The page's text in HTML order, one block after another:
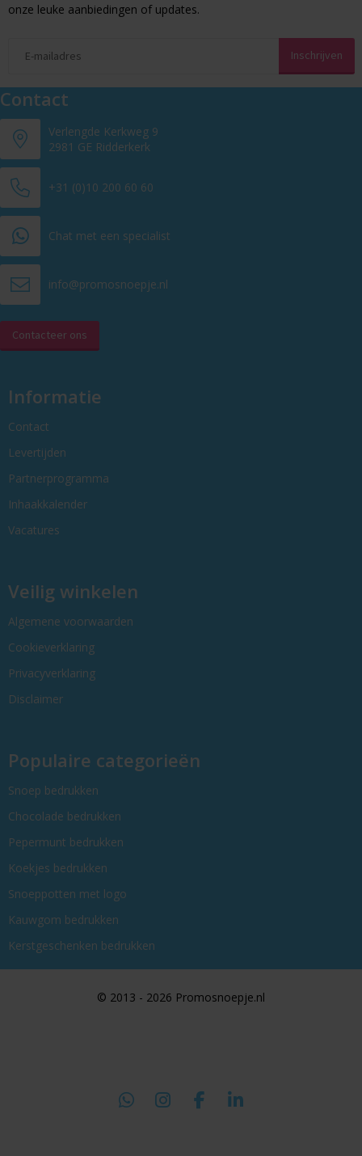
onze leuke aanbiedingen of updates.
Contact
Verlengde Kerkweg 9
2981 GE Ridderkerk
+31 (0)10 200 60 60
Chat met een specialist
info@promosnoepje.nl
Contacteer ons
Informatie
Contact
Levertijden
Partnerprogramma
Inhaakkalender
Vacatures
Veilig winkelen
Algemene voorwaarden
Cookieverklaring
Privacyverklaring
Disclaimer
Populaire categorieën
Snoep bedrukken
Chocolade bedrukken
Pepermunt bedrukken
Koekjes bedrukken
Snoeppotten met logo
Kauwgom bedrukken
Kerstgeschenken bedrukken
© 2013 - 2026 Promosnoepje.nl